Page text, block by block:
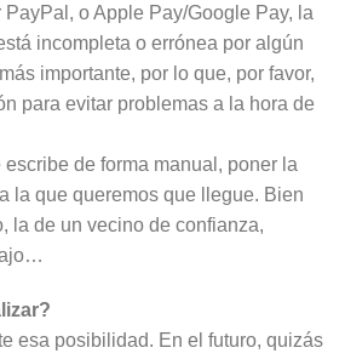
o Apple Pay/Google Pay, la
incompleta o errónea por algún
importante, por lo que, por favor,
para evitar problemas a la hora de
de forma manual, poner la
la que queremos que llegue. Bien
la de un vecino de confianza,
esa posibilidad. En el futuro, quizás